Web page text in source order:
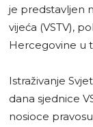
je predstavljen
vijeća (VSTV),
Hercegovine u
Istraživanje
dana sjednice
nosioce